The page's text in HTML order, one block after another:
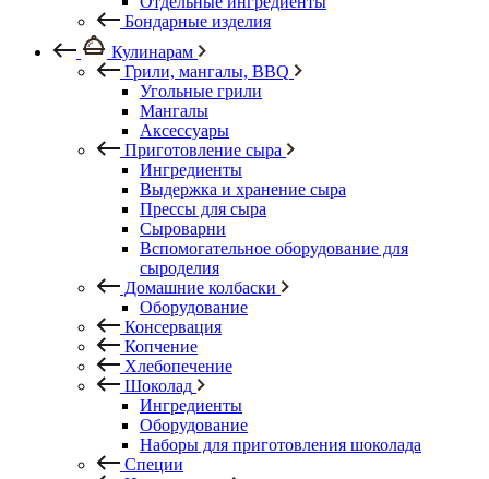
Бондарные изделия
Кулинарам
Грили, мангалы, BBQ
Угольные грили
Мангалы
Аксессуары
Приготовление сыра
Ингредиенты
Выдержка и хранение сыра
Прессы для сыра
Сыроварни
Вспомогательное оборудование для
сыроделия
Домашние колбаски
Оборудование
Консервация
Копчение
Хлебопечение
Шоколад
Ингредиенты
Оборудование
Наборы для приготовления шоколада
Специи